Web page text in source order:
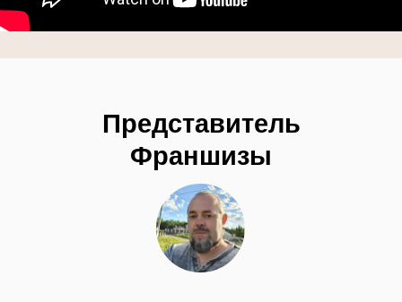
Представитель
Франшизы